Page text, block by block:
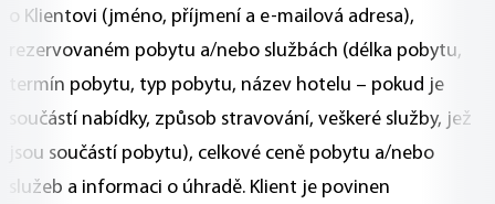
o Klientovi (jméno, příjmení a e-mailová adresa),
rezervovaném pobytu a/nebo službách (délka pobytu,
termín pobytu, typ pobytu, název hotelu – pokud je
součástí nabídky, způsob stravování, veškeré služby, jež
jsou součástí pobytu), celkové ceně pobytu a/nebo
služeb a informaci o úhradě. Klient je povinen